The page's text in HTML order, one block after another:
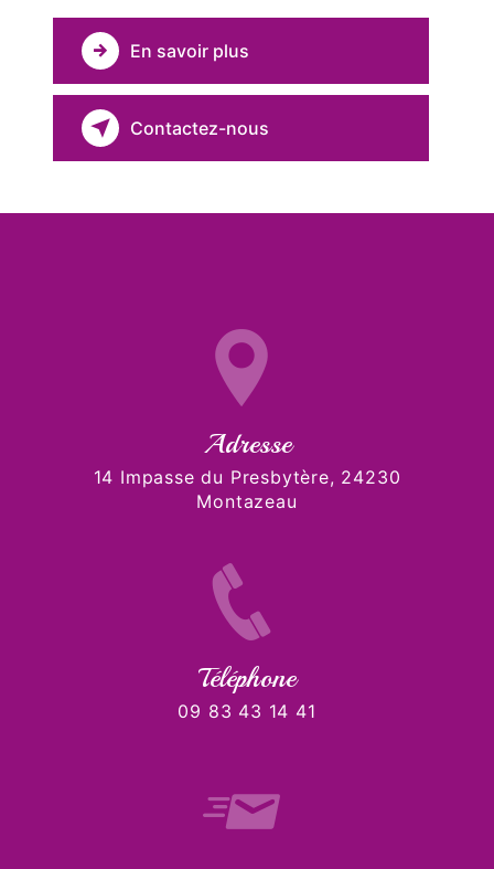
En savoir plus
Contactez-nous
Adresse
14 Impasse du Presbytère, 24230
Montazeau
Téléphone
09 83 43 14 41